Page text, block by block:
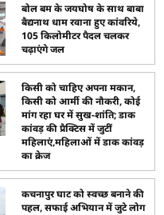
बोल बम के जयघोष के साथ बाबा
बैद्यनाथ धाम रवाना हुए कांवरिये,
105 किलोमीटर पैदल चलकर
चढ़ाएंगे जल
किसी को चाहिए अपना मकान,
किसी को आर्मी की नौकरी, कोई
मांग रहा घर में सुख-शांति; डाक
कांवड़ की प्रैक्टिस में जुटीं
महिलाएं,महिलाओं में डाक कांवड़
का क्रेज
कचनापुर घाट को स्वच्छ बनाने की
पहल, सफाई अभियान में जुटे लोग